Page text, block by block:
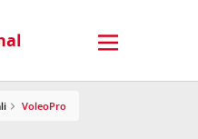
VoleoPro